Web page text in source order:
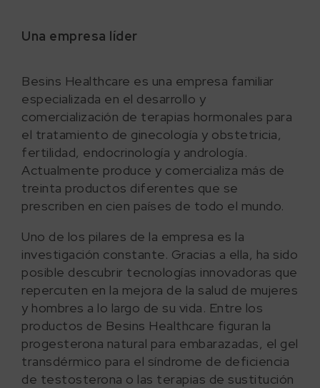
Una empresa líder
Besins Healthcare es una empresa familiar
especializada en el desarrollo y
comercialización de terapias hormonales para
el tratamiento de ginecología y obstetricia,
fertilidad, endocrinología y andrología.
Actualmente produce y comercializa más de
treinta productos diferentes que se
prescriben en cien países de todo el mundo.
Uno de los pilares de la empresa es la
investigación constante. Gracias a ella, ha sido
posible descubrir tecnologías innovadoras que
repercuten en la mejora de la salud de mujeres
y hombres a lo largo de su vida. Entre los
productos de Besins Healthcare figuran la
progesterona natural para embarazadas, el gel
transdérmico para el síndrome de deficiencia
de testosterona o las terapias de sustitución